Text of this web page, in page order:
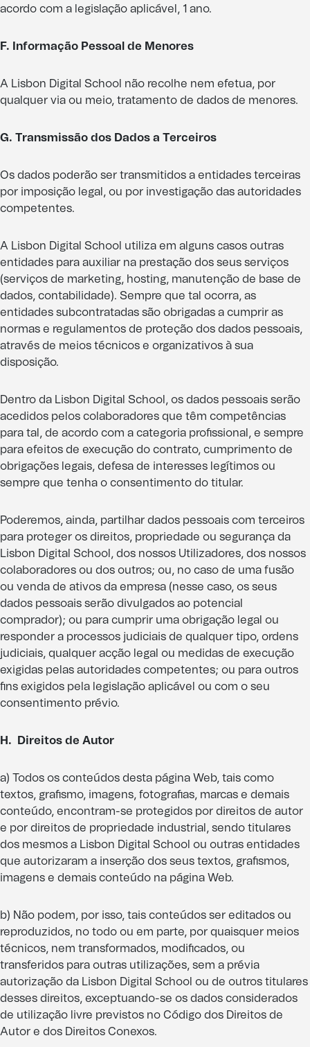
acordo com a legislação aplicável, 1 ano.
F. Informação Pessoal de Menores
A Lisbon Digital School não recolhe nem efetua, por
qualquer via ou meio, tratamento de dados de menores.
G. Transmissão dos Dados a Terceiros
Os dados poderão ser transmitidos a entidades terceiras
por imposição legal, ou por investigação das autoridades
competentes.
A Lisbon Digital School utiliza em alguns casos outras
entidades para auxiliar na prestação dos seus serviços
(serviços de marketing, hosting, manutenção de base de
dados, contabilidade). Sempre que tal ocorra, as
entidades subcontratadas são obrigadas a cumprir as
normas e regulamentos de proteção dos dados pessoais,
através de meios técnicos e organizativos à sua
disposição.
Dentro da Lisbon Digital School, os dados pessoais serão
acedidos pelos colaboradores que têm competências
para tal, de acordo com a categoria profissional, e sempre
para efeitos de execução do contrato, cumprimento de
obrigações legais, defesa de interesses legítimos ou
sempre que tenha o consentimento do titular.
Poderemos, ainda, partilhar dados pessoais com terceiros
para proteger os direitos, propriedade ou segurança da
Lisbon Digital School, dos nossos Utilizadores, dos nossos
colaboradores ou dos outros; ou, no caso de uma fusão
ou venda de ativos da empresa (nesse caso, os seus
dados pessoais serão divulgados ao potencial
comprador); ou para cumprir uma obrigação legal ou
responder a processos judiciais de qualquer tipo, ordens
judiciais, qualquer acção legal ou medidas de execução
exigidas pelas autoridades competentes; ou para outros
fins exigidos pela legislação aplicável ou com o seu
consentimento prévio.
H. Direitos de Autor
a) Todos os conteúdos desta página Web, tais como
textos, grafismo, imagens, fotografias, marcas e demais
conteúdo, encontram-se protegidos por direitos de autor
e por direitos de propriedade industrial, sendo titulares
dos mesmos a Lisbon Digital School ou outras entidades
que autorizaram a inserção dos seus textos, grafismos,
imagens e demais conteúdo na página Web.
b) Não podem, por isso, tais conteúdos ser editados ou
reproduzidos, no todo ou em parte, por quaisquer meios
técnicos, nem transformados, modificados, ou
transferidos para outras utilizações, sem a prévia
autorização da Lisbon Digital School ou de outros titulares
desses direitos, exceptuando-se os dados considerados
de utilização livre previstos no Código dos Direitos de
Autor e dos Direitos Conexos.